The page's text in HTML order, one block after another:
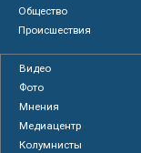
Общество
Происшествия
Видео
Фото
Мнения
Медиацентр
Колумнисты